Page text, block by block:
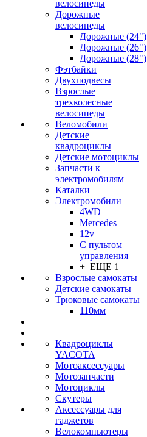
велосипеды
Дорожные
велосипеды
Дорожные (24")
Дорожные (26")
Дорожные (28")
Фэтбайки
Двухподвесы
Взрослые
трехколесные
велосипеды
Веломобили
Детские
квадроциклы
Детские мотоциклы
Запчасти к
электромобилям
Каталки
Электромобили
4WD
Mercedes
12v
С пультом
управления
+ ЕЩЕ 1
Взрослые самокаты
Детские самокаты
Трюковые самокаты
110мм
Квадроциклы
YACOTA
Мотоаксессуары
Мотозапчасти
Мотоциклы
Скутеры
Аксессуары для
гаджетов
Велокомпьютеры